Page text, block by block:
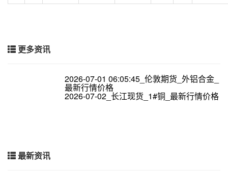
更多资讯
2026-07-01 06:05:45_伦敦期货_外铝合金_
最新行情价格
2026-07-02_长江现货_1#铜_最新行情价格
最新资讯